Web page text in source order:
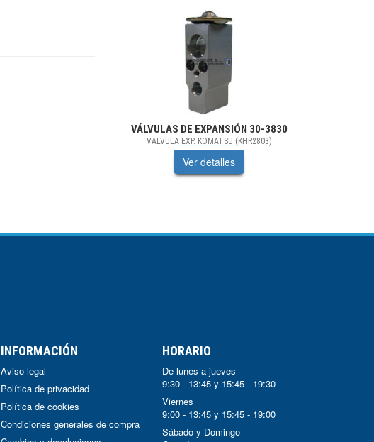
VÁLVULAS DE EXPANSIÓN 30-3830
VALVULA EXP. KOMATSU (KHR2803)
Ver detalles
INFORMACIÓN
Aviso legal
Política de privacidad
Política de cookies
Condiciones generales de compra
HORARIO
De lunes a jueves
9:30 - 13:45 y 15:45 - 19:30
Viernes
9:00 - 13:45 y 15:45 - 19:00
Sábado y Domingo